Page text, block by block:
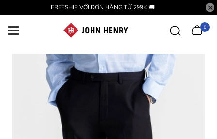
FREESHIP VỚI ĐƠN HÀNG TỪ 299K 🚚
0